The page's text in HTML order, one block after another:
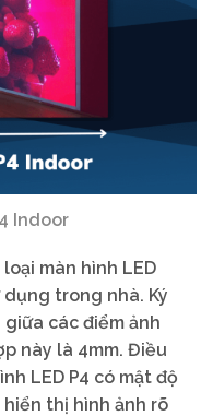
Indoor
màn hình LED
trong nhà. Ký
giữa các điểm ảnh
này là 4mm. Điều
LED P4 có mật độ
thị hình ảnh rõ